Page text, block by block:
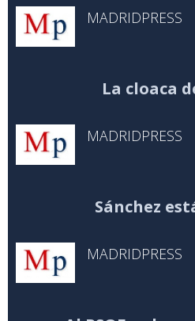
MADRIDPRESS
La cloaca
MADRIDPRESS
Sánchez
MADRIDPRESS